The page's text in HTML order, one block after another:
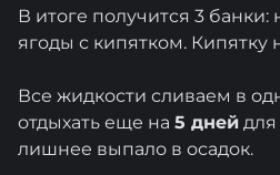
В итоге получится 3 банки:
ягоды с кипятком. Кипятку
Все жидкости сливаем в
отдыхать еще на 5 дней для
лишнее выпало в осадок.